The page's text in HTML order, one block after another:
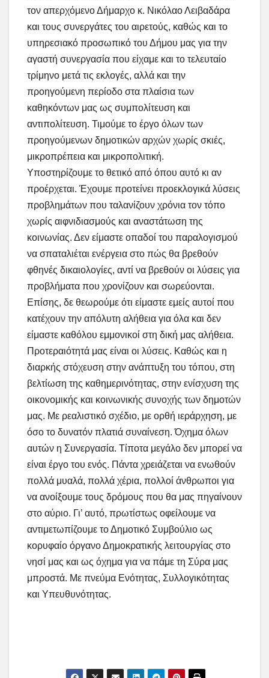
τον απερχόμενο Δήμαρχο κ. Νικόλαο Λειβαδάρα
και τους συνεργάτες του αιρετούς, καθώς και το
υπηρεσιακό προσωπικό του Δήμου μας για την
αγαστή συνεργασία που είχαμε και το τελευταίο
τρίμηνο μετά τις εκλογές, αλλά και την
προηγούμενη περίοδο στα πλαίσια των
καθηκόντων μας ως συμπολίτευση και
αντιπολίτευση. Τιμούμε το έργο όλων των
προηγούμενων δημοτικών αρχών χωρίς σκιές,
μικροπρέπεια και μικροπολιτική.
Υποστηρίζουμε το θετικό από όπου αυτό κι αν
προέρχεται. Έχουμε προτείνει προεκλογικά λύσεις
προβλημάτων που ταλανίζουν χρόνια τον τόπο
χωρίς αιφνιδιασμούς και αναστάτωση της
κοινωνίας. Δεν είμαστε οπαδοί του παραλογισμού
να σπαταλιέται ενέργεια στο πώς θα βρεθούν
φθηνές δικαιολογίες, αντί να βρεθούν οι λύσεις για
προβλήματα που χρονίζουν και σωρεύονται.
Επίσης, δε θεωρούμε ότι είμαστε εμείς αυτοί που
κατέχουν την απόλυτη αλήθεια για όλα και δεν
είμαστε καθόλου εμμονικοί στη δική μας αλήθεια.
Προτεραιότητά μας είναι οι λύσεις. Καθώς και η
διαρκής στόχευση στην ανάπτυξη του τόπου, στη
βελτίωση της καθημερινότητας, στην ενίσχυση της
οικονομικής και κοινωνικής συνοχής των δημοτών
μας. Με ρεαλιστικό σχέδιο, με ορθή ιεράρχηση, με
όσο το δυνατόν πλατιά συναίνεση. Όχημα όλων
αυτών η Συνεργασία. Τίποτα μεγάλο δεν μπορεί να
είναι έργο του ενός. Πάντα χρειάζεται να ενωθούν
πολλά μυαλά, πολλά χέρια, πολλοί άνθρωποι για
να ανοίξουμε τους δρόμους που θα μας πηγαίνουν
στο αύριο. Γι’ αυτό, πρωτίστως οφείλουμε να
αντιμετωπίζουμε το Δημοτικό Συμβούλιο ως
κορυφαίο όργανο Δημοκρατικής λειτουργίας στο
νησί μας και ως όχημα για να πάμε τη Σύρα μας
μπροστά. Με πνεύμα Ενότητας, Συλλογικότητας
και Υπευθυνότητας.